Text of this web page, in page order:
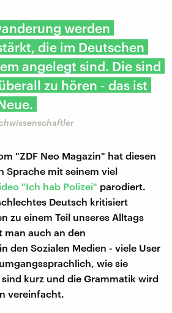
werden
die im Deutschen
angelegt sind. Die sind
zu hören - das ist
"ZDF Neo Magazin" hat diesen
Sprache mit seinem viel
"Ich hab Polizei" parodiert.
Deutsch kritisiert
zu einem Teil unseres Alltags
man auch an den
den Sozialen Medien - viele User
wie sie
kurz und die Grammatik wird
vereinfacht.